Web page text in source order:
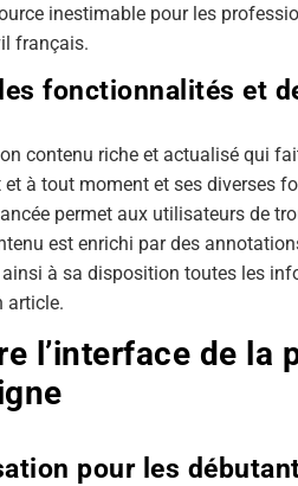
inestimable pour les
français.
fonctionnalités et
contenu riche et actualisé qui
à tout moment et ses diverses
permet aux utilisateurs de
est enrichi par des
ainsi à sa disposition toutes les
article.
l’interface de la
pour les